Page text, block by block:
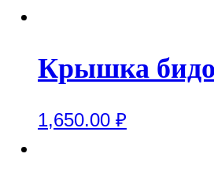
Крышка
1,650.00 ₽